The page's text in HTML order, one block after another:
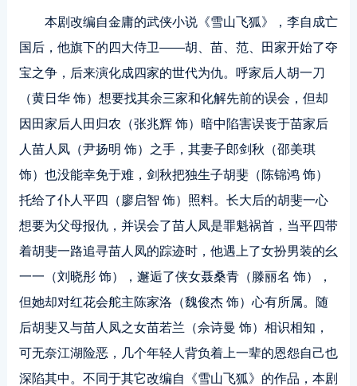
本剧改编自金庸的武侠小说《雪山飞狐》，李自成亡
国后，他旗下的四大侍卫——胡、苗、范、田家开始了夺
宝之争，后来演化成四家的世代为仇。呼家后人胡一刀
（黄日华 饰）想要找其余三家和化解先前的误会，但却
因田家后人田归农（张兆辉 饰）暗中陷害误丧于苗家后
人苗人凤（尹扬明 饰）之手，其妻子郎剑秋（邵美琪
饰）也没能幸免于难，剑秋把独生子胡斐（陈锦鸿 饰）
托给了仆人平四（廖启智 饰）照料。长大后的胡斐一心
想要为父母报仇，并误会了苗人凤是罪魁祸首，当平四带
着胡斐一路追寻苗人凤的踪迹时，他遇上了女扮男装的幺
一一（刘晓彤 饰），邂逅了侠女聂桑青（滕丽名 饰），
但她却对红花会舵主陈家洛（魏俊杰 饰）心有所属。随
后胡斐又与苗人凤之女苗若兰（佘诗曼 饰）相识相知，
可无奈江湖险恶，几个年轻人背负着上一辈的恩怨自己也
深陷其中。不同于其它改编自《雪山飞狐》的作品，本剧